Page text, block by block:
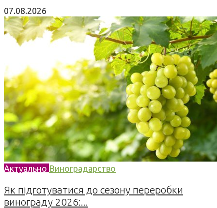
07.08.2026
Актуально Виноградарство
Як підготуватися до сезону переробки
винограду 2026:...